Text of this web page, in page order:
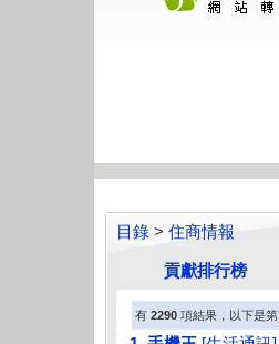
目錄 > 住商情報
貢獻排行榜
有 2290 項結果，以下是第